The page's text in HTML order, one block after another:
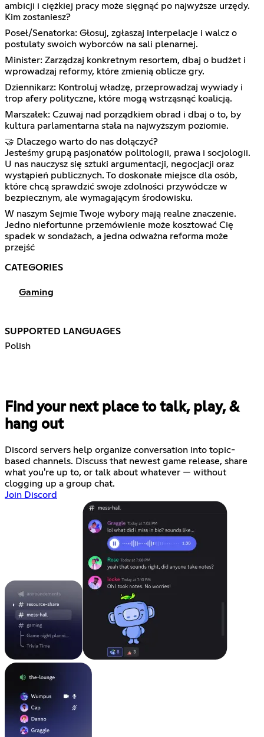
ambicji i ciężkiej pracy może sięgnąć po najwyższe urzędy.
Kim zostaniesz?
Poseł/Senatorka: Głosuj, zgłaszaj interpelacje i walcz o
postulaty swoich wyborców na sali plenarnej.
Minister: Zarządzaj konkretnym resortem, dbaj o budżet i
wprowadzaj reformy, które zmienią oblicze gry.
Dziennikarz: Kontroluj władzę, przeprowadzaj wywiady i
trop afery polityczne, które mogą wstrząsnąć koalicją.
Marszałek: Czuwaj nad porządkiem obrad i dbaj o to, by
kultura parlamentarna stała na najwyższym poziomie.
🤝 Dlaczego warto do nas dołączyć?
Jesteśmy grupą pasjonatów politologii, prawa i socjologii.
U nas nauczysz się sztuki argumentacji, negocjacji oraz
wystąpień publicznych. To doskonałe miejsce dla osób,
które chcą sprawdzić swoje zdolności przywódcze w
bezpiecznym, ale wymagającym środowisku.
W naszym Sejmie Twoje wybory mają realne znaczenie.
Jedno niefortunne przemówienie może kosztować Cię
spadek w sondażach, a jedna odważna reforma może
przejść
CATEGORIES
Gaming
SUPPORTED LANGUAGES
Polish
Find your next place to talk, play, &
hang out
Discord servers help organize conversation into topic-
based channels. Discuss that newest game release, share
what you're up to, or talk about whatever — without
clogging up a group chat.
Join Discord